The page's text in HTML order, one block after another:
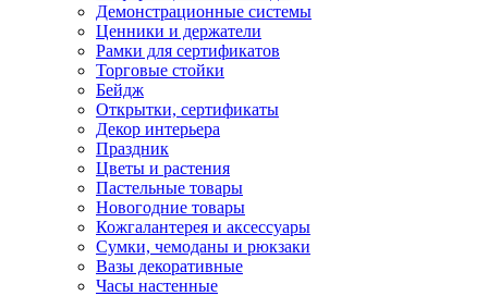
Демонстрационные системы
Ценники и держатели
Рамки для сертификатов
Торговые стойки
Бейдж
Открытки, сертификаты
Декор интерьера
Праздник
Цветы и растения
Пастельные товары
Новогодние товары
Кожгалантерея и аксессуары
Сумки, чемоданы и рюкзаки
Вазы декоративные
Часы настенные